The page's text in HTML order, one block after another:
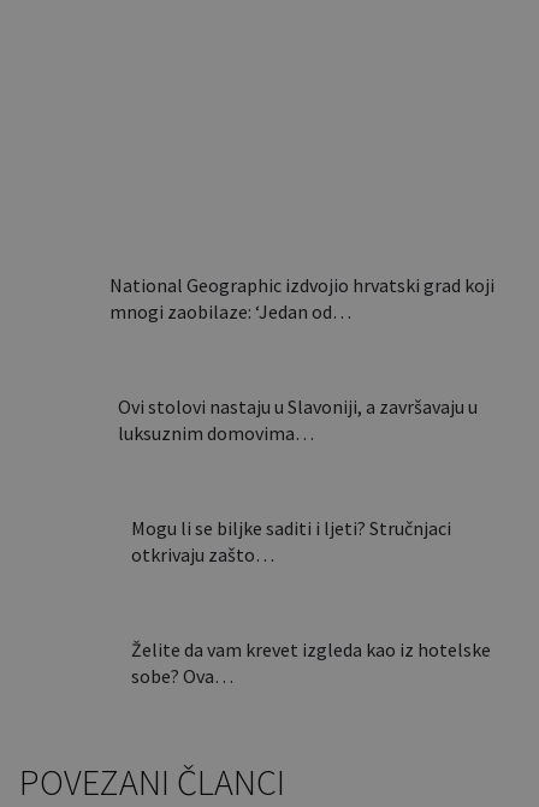
National Geographic izdvojio hrvatski grad koji
mnogi zaobilaze: ‘Jedan od…
Ovi stolovi nastaju u Slavoniji, a završavaju u
luksuznim domovima…
Mogu li se biljke saditi i ljeti? Stručnjaci
otkrivaju zašto…
Želite da vam krevet izgleda kao iz hotelske
sobe? Ova…
POVEZANI ČLANCI